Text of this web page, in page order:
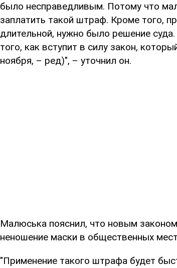
было несправедливым. Потому что
заплатить такой штраф. Кроме того,
длительной, нужно было решение
того, как вступит в силу закон,
ноября, – ред)", – уточнил он.
Малюська пояснил, что новым
неношение маски в общественных
"Применение такого штрафа будет